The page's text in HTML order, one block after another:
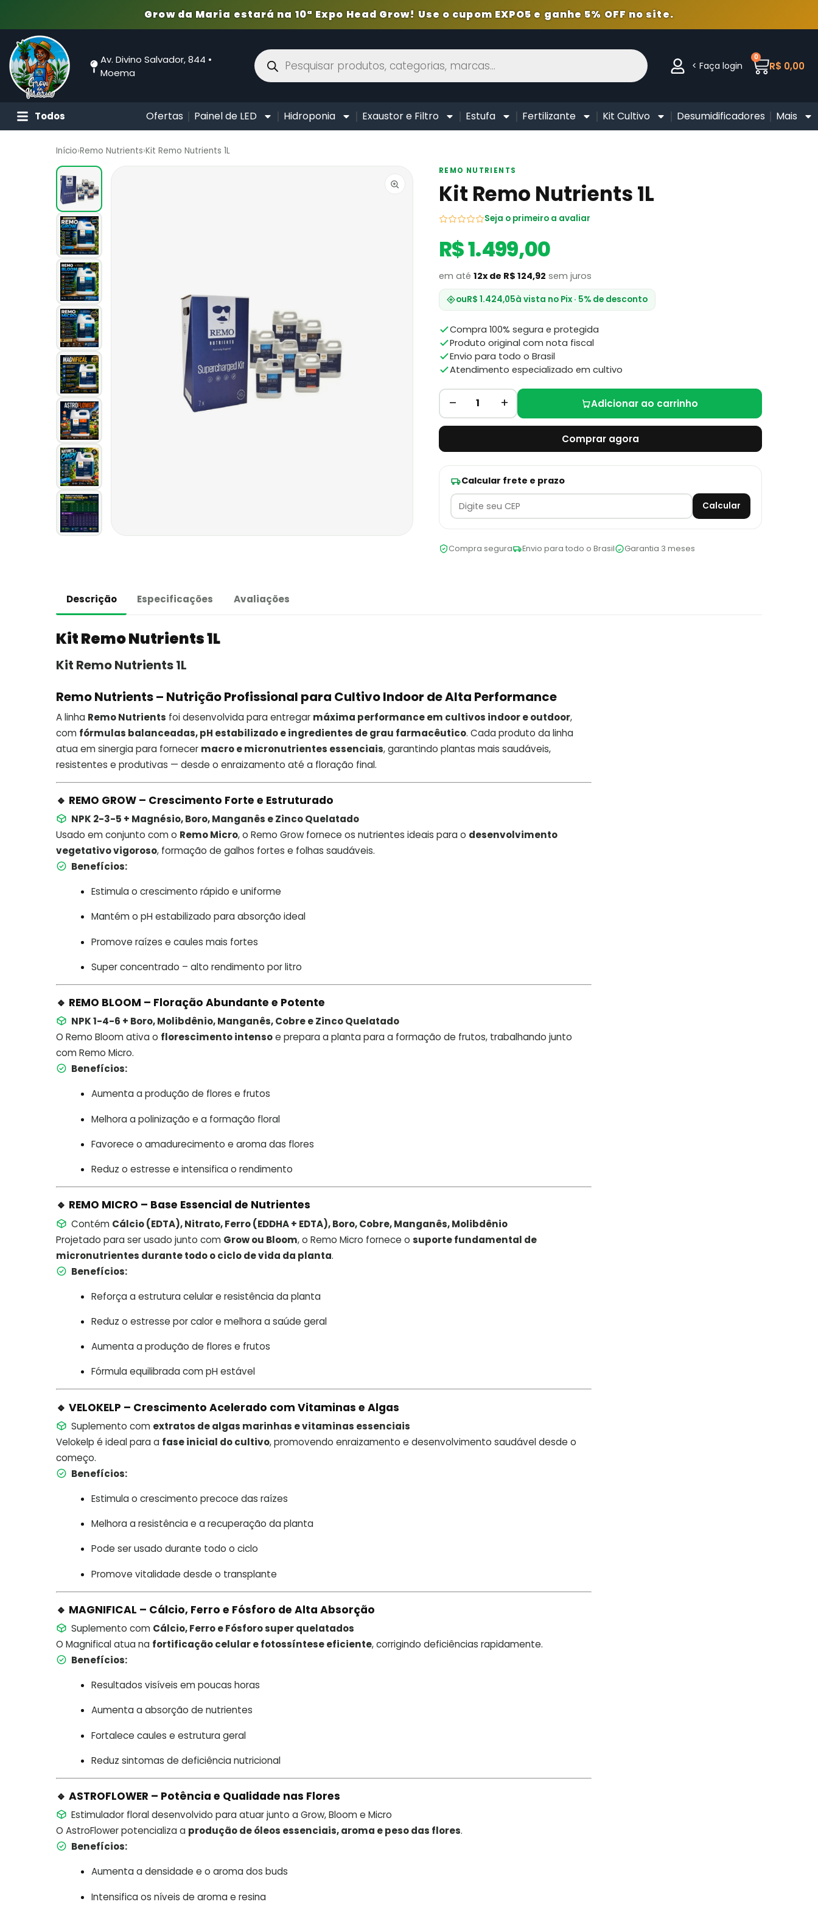
Grow da Maria estará na 10ª Expo Head Grow! Use o cupom EXPO5 e ganhe 5% OFF no site.
Av. Divino Salvador, 844 •
Moema
< Faça login R$ 0,00
0
Todos Ofertas Painel de LED Hidroponia Exaustor e Filtro Estufa Fertilizante Kit Cultivo Desumidificadores Mais
Início›Remo Nutrients›Kit Remo Nutrients 1L
REMO NUTRIENTS
Kit Remo Nutrients 1L
Seja o primeiro a avaliar
R$ 1.499,00
em até 12x de R$ 124,92 sem juros
ouR$ 1.424,05à vista no Pix · 5% de desconto
Compra 100% segura e protegida
Produto original com nota fiscal
Envio para todo o Brasil
Atendimento especializado em cultivo
– 1 + Adicionar ao carrinho
Comprar agora
Calcular frete e prazo
Calcular
Compra segura Envio para todo o Brasil Garantia 3 meses
Descrição Especificações Avaliações
Kit Remo Nutrients 1L
Kit Remo Nutrients 1L
Remo Nutrients – Nutrição Profissional para Cultivo Indoor de Alta Performance
A linha Remo Nutrients foi desenvolvida para entregar máxima performance em cultivos indoor e outdoor,
com fórmulas balanceadas, pH estabilizado e ingredientes de grau farmacêutico. Cada produto da linha
atua em sinergia para fornecer macro e micronutrientes essenciais, garantindo plantas mais saudáveis,
resistentes e produtivas — desde o enraizamento até a floração final.
🔹 REMO GROW – Crescimento Forte e Estruturado
NPK 2-3-5 + Magnésio, Boro, Manganês e Zinco Quelatado
Usado em conjunto com o Remo Micro, o Remo Grow fornece os nutrientes ideais para o desenvolvimento
vegetativo vigoroso, formação de galhos fortes e folhas saudáveis.
Benefícios:
Estimula o crescimento rápido e uniforme
Mantém o pH estabilizado para absorção ideal
Promove raízes e caules mais fortes
Super concentrado – alto rendimento por litro
🔹 REMO BLOOM – Floração Abundante e Potente
NPK 1-4-6 + Boro, Molibdênio, Manganês, Cobre e Zinco Quelatado
O Remo Bloom ativa o florescimento intensoe prepara a planta para a formação de frutos, trabalhando junto
com Remo Micro.
Benefícios:
Aumenta a produção de flores e frutos
Melhora a polinização e a formação floral
Favorece o amadurecimento e aroma das flores
Reduz o estresse e intensifica o rendimento
🔹 REMO MICRO – Base Essencial de Nutrientes
Contém Cálcio (EDTA), Nitrato, Ferro (EDDHA + EDTA), Boro, Cobre, Manganês, Molibdênio
Projetado para ser usado junto com Grow ou Bloom, o Remo Micro fornece o suporte fundamental de
micronutrientes durante todo o ciclo de vida da planta.
Benefícios:
Reforça a estrutura celular e resistência da planta
Reduz o estresse por calor e melhora a saúde geral
Aumenta a produção de flores e frutos
Fórmula equilibrada com pH estável
🔹 VELOKELP – Crescimento Acelerado com Vitaminas e Algas
Suplemento com extratos de algas marinhas e vitaminas essenciais
Velokelp é ideal para a fase inicial do cultivo, promovendo enraizamento e desenvolvimento saudável desde o
começo.
Benefícios:
Estimula o crescimento precoce das raízes
Melhora a resistência e a recuperação da planta
Pode ser usado durante todo o ciclo
Promove vitalidade desde o transplante
🔹 MAGNIFICAL – Cálcio, Ferro e Fósforo de Alta Absorção
Suplemento com Cálcio, Ferro e Fósforo super quelatados
O Magnifical atua na fortificação celular e fotossíntese eficiente, corrigindo deficiências rapidamente.
Benefícios:
Resultados visíveis em poucas horas
Aumenta a absorção de nutrientes
Fortalece caules e estrutura geral
Reduz sintomas de deficiência nutricional
🔹 ASTROFLOWER – Potência e Qualidade nas Flores
Estimulador floral desenvolvido para atuar junto a Grow, Bloom e Micro
O AstroFlower potencializa a produção de óleos essenciais, aroma e peso das flores.
Benefícios:
Aumenta a densidade e o aroma dos buds
Intensifica os níveis de aroma e resina